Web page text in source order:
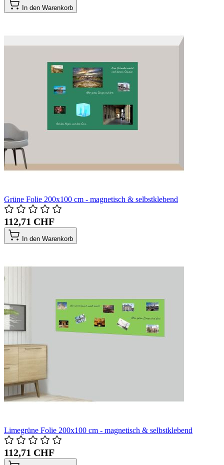
In den Warenkorb
Grüne Folie 200x100 cm - magnetisch & selbstklebend
112,71 CHF
In den Warenkorb
Limegrüne Folie 200x100 cm - magnetisch & selbstklebend
112,71 CHF